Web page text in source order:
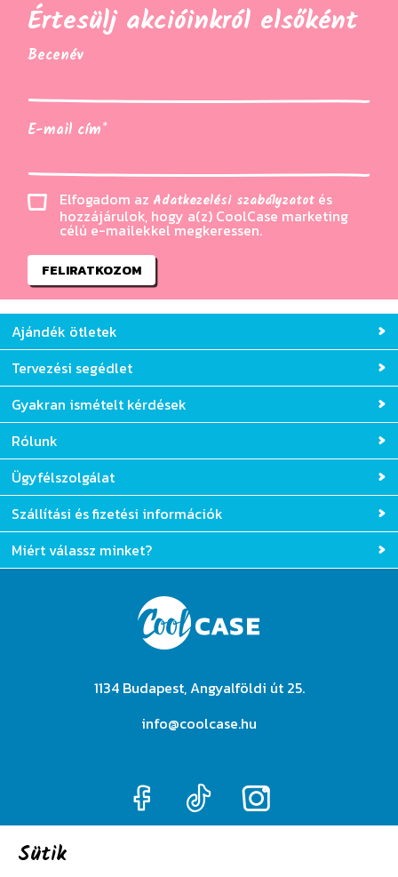
Értesülj akcióinkról elsőként
Becenév
E-mail cím*
Elfogadom az Adatkezelési szabályzatot és
hozzájárulok, hogy a(z) CoolCase marketing
célú e-mailekkel megkeressen.
FELIRATKOZOM
Ajándék ötletek
Tervezési segédlet
Gyakran ismételt kérdések
Rólunk
Ügyfélszolgálat
Szállítási és fizetési információk
Miért válassz minket?
1134 Budapest, Angyalföldi út 25.
info@coolcase.hu
Sütik